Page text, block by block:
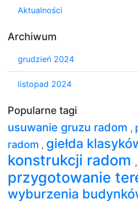
Aktualności
Archiwum
grudzień 2024
listopad 2024
Popularne tagi
usuwanie gruzu radom ,
radom , giełda
konstrukcji radom ,
przygotowanie
wyburzenia